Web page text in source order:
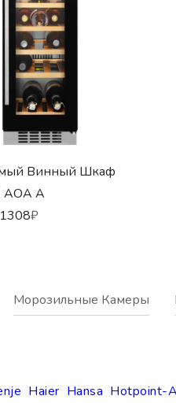
Винный Шкаф
AOA A
₽
Haier Hansa Hotpoint-
Морозильные Камеры